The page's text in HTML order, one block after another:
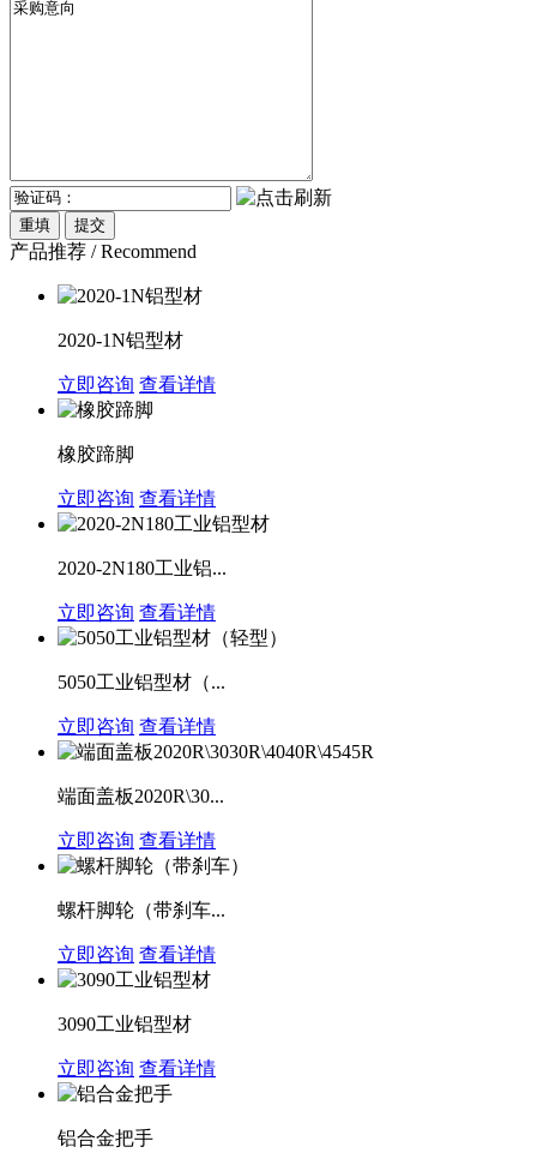
产品推荐 / Recommend
2020-1N铝型材
立即咨询 查看详情
橡胶蹄脚
立即咨询 查看详情
2020-2N180工业铝...
立即咨询 查看详情
5050工业铝型材（...
立即咨询 查看详情
端面盖板2020R\30...
立即咨询 查看详情
螺杆脚轮（带刹车...
立即咨询 查看详情
3090工业铝型材
立即咨询 查看详情
铝合金把手